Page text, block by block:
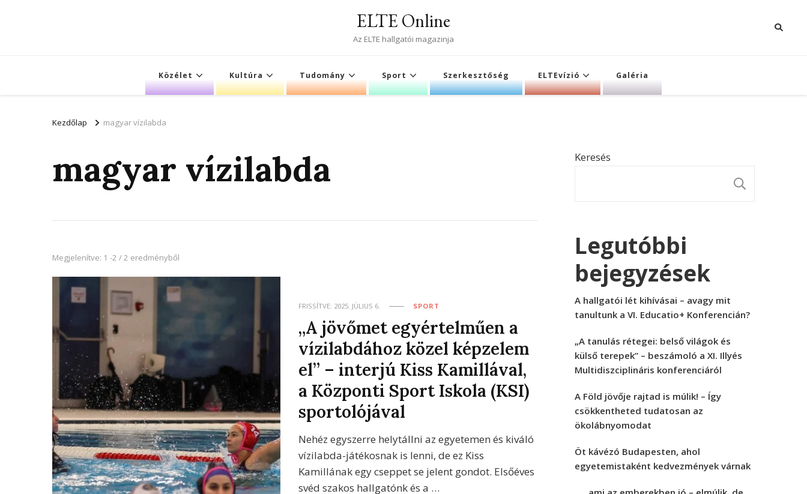
ELTE Online
Az ELTE hallgatói magazinja
Közélet Kultúra Tudomány Sport Szerkesztőség ELTEvízió Galéria
Kezdőlap magyar vízilabda
magyar vízilabda
Megjelenítve: 1 -2 / 2 eredményből
FRISSÍTVE: 2025. JÚLIUS 6. SPORT
„A jövőmet egyértelműen a
vízilabdához közel képzelem
el” – interjú Kiss Kamillával,
a Központi Sport Iskola (KSI)
sportolójával
Nehéz egyszerre helytállni az egyetemen és kiváló
vízilabda-játékosnak is lenni, de ez Kiss
Kamillának egy cseppet se jelent gondot. Elsőéves
svéd szakos hallgatónk és a …
Keresés
Legutóbbi
bejegyzések
A hallgatói lét kihívásai – avagy mit
tanultunk a VI. Educatio+ Konferencián?
„A tanulás rétegei: belső világok és
külső terepek” – beszámoló a XI. Illyés
Multidiszciplináris konferenciáról
A Föld jövője rajtad is múlik! – Így
csökkentheted tudatosan az
ökolábnyomodat
Öt kávézó Budapesten, ahol
egyetemistaként kedvezmények várnak